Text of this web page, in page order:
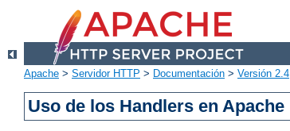
Apache > Servidor HTTP > Documentación > Versión 2.4
Uso de los Handlers en Apache